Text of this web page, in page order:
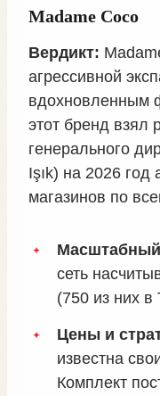
Madame Coco
Вердикт:
агрессивной
вдохновленным
этот бренд взял
генерального
Işık) на 2026 год
магазинов по
сеть
(750 из них в
Цены и
известна
Комплект